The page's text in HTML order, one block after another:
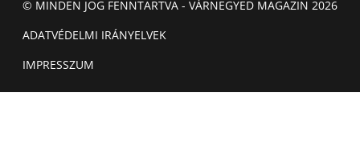
© MINDEN JOG FENNTARTVA - VÁRNEGYED MAGAZIN 2026
ADATVÉDELMI IRÁNYELVEK
IMPRESSZUM